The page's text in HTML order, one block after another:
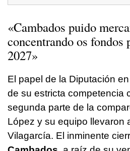
«Cambados puido
concentrando os fondos
2027»
El papel de la Diputación
de su estricta competencia
segunda parte de la
López y su equipo llevaron
Vilagarcía. El inminente